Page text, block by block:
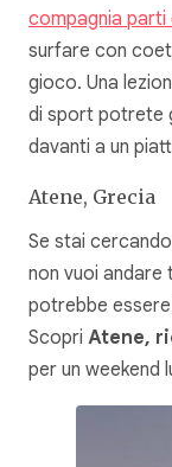
compagnia parti
surfare con
gioco. Una
di sport potrete
davanti a un
Atene, Grecia
Se stai
non vuoi
potrebbe
Scopri Atene,
per un weekend